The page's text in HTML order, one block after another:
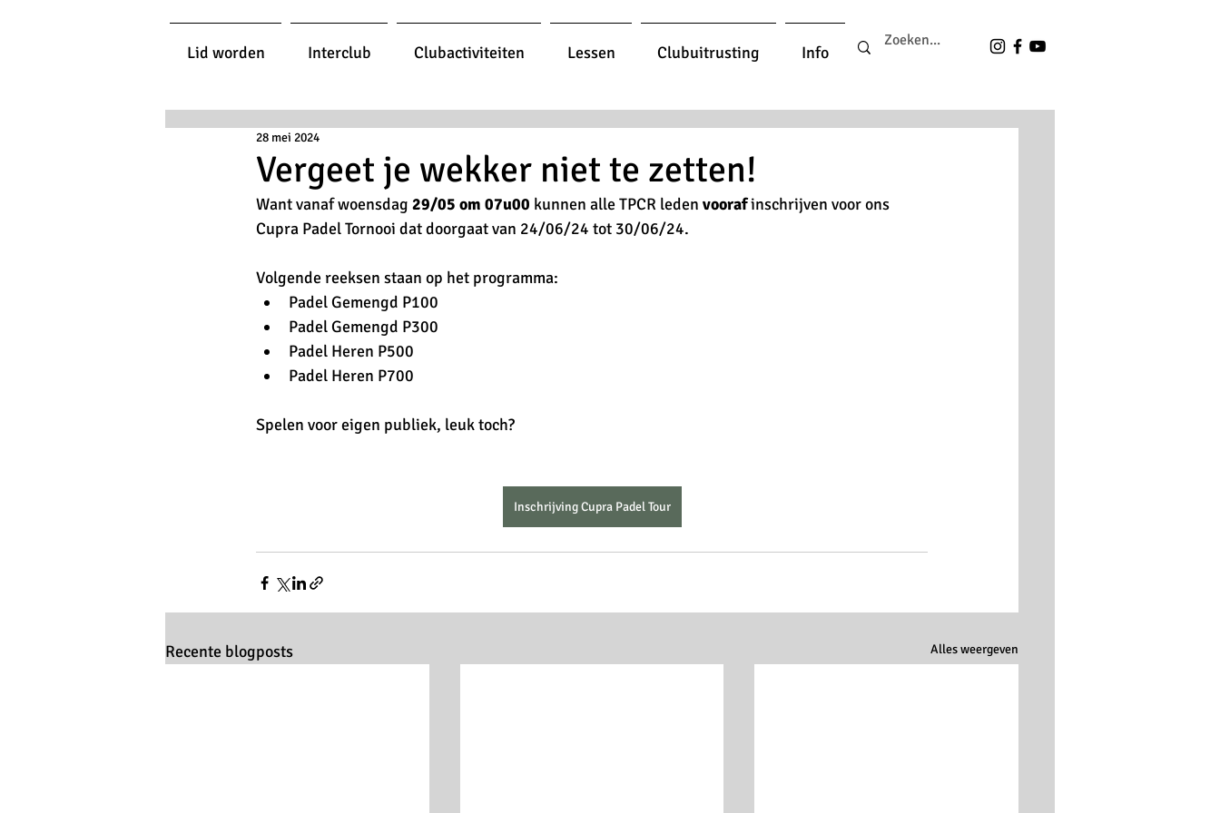
Lid worden Interclub Clubactiviteiten Lessen Clubuitrusting Info
Vergeet je wekker niet te zetten!
28 mei 2024
Want vanaf woensdag 29/05 om 07u00 kunnen alle TPCR leden vooraf inschrijven voor ons
Cupra Padel Tornooi dat doorgaat van 24/06/24 tot 30/06/24.
Volgende reeksen staan op het programma:
Padel Gemengd P100
Padel Gemengd P300
Padel Heren P500
Padel Heren P700
Spelen voor eigen publiek, leuk toch?
Inschrijving Cupra Padel Tour
Recente blogposts Alles weergeven